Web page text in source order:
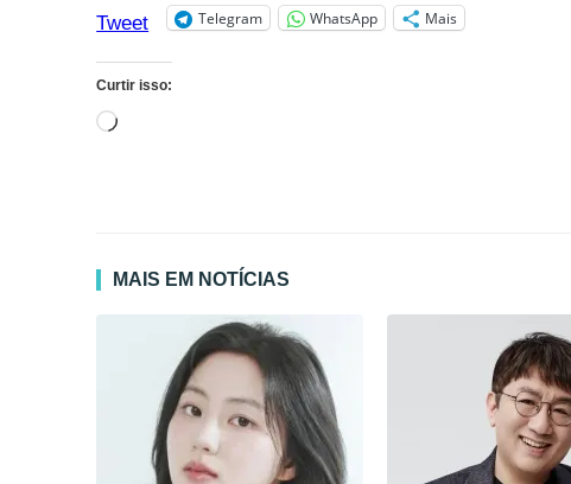
Tweet Telegram WhatsApp Mais
Curtir isso:
Carregando...
MAIS EM NOTÍCIAS